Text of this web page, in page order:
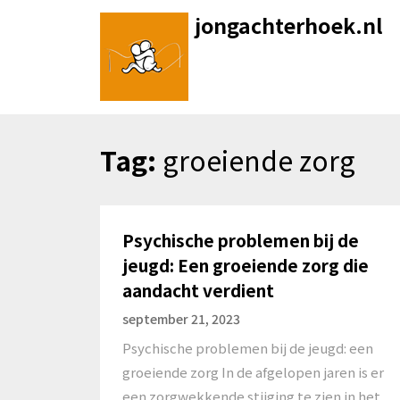
jongachterhoek.nl
Tag: groeiende zorg
Psychische problemen bij de
jeugd: Een groeiende zorg die
aandacht verdient
september 21, 2023
Psychische problemen bij de jeugd: een
groeiende zorg In de afgelopen jaren is er
een zorgwekkende stijging te zien in het